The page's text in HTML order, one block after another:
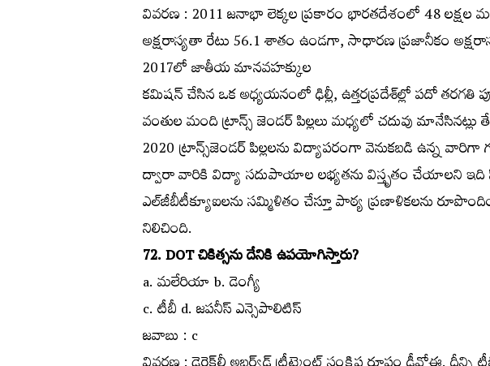
వివరణ : 2011 జనాభా లెక్కల ప్రకారం భారతదేశంలో 48 లక్షల
అక్షరాస్యతా రేటు 56.1 శాతం ఉండగా, సాధారణ ప్రజానీకం
2017లో జాతీయ మానవహక్కుల
కమిషన్‌ చేసిన ఒక అధ్యయనంలో ఢిల్లీ, ఉత్తరప్రదేశ్‌ల్లో పదో తరగతి
వంతుల మంది ట్రాన్స్‌ జెండర్‌ పిల్లలు మధ్యలో చదువు
2020 ట్రాన్స్‌జెండర్‌ పిల్లలను విద్యాపరంగా వెనుకబడి ఉన్న వారిగా
ద్వారా వారికి విద్యా సదుపాయాల లభ్యతను విస్తృతం చేయాలని ఇది
ఎల్‌జీబీటీక్యూఐలను సమ్మిళితం చేస్తూ పాఠ్య ప్రణాళికలను
నిలిచింది.
72. DOT చికిత్సను దేనికి ఉపయోగిస్తారు?
a. మలేరియా b. డెంగ్యీ
c. టీబీ d. జపనీస్‌ ఎన్సెపాలిటిస్‌
జవాబు : c